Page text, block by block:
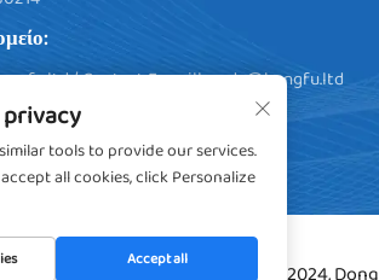
/ Contact E-maill:soda@hengfu.ltd
tools to provide our services.
all cookies, click Personalize
Accept all